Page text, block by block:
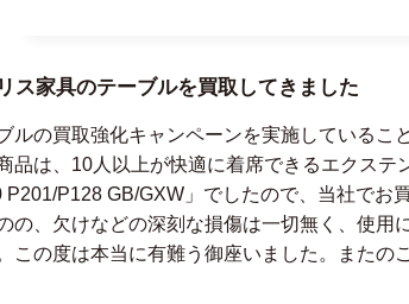
ス家具のテーブルを買取してきました
の買取強化キャンペーンを実施しているこ
は、10人以上が快適に着席できるエクステ
P128 GB/GXW」でしたので、当社でお
、欠けなどの深刻な損傷は一切無く、使用
の度は本当に有難う御座いました。またの